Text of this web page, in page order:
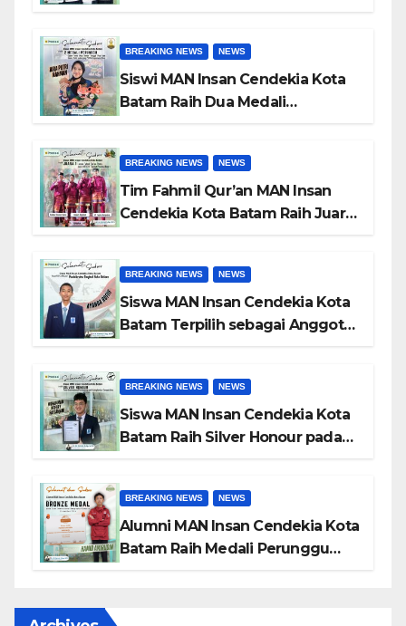
Luar Negeri
BREAKING NEWS NEWS
Siswi MAN Insan Cendekia Kota
Batam Raih Dua Medali
Meja
BREAKING NEWS NEWS
Tim Fahmil Qur’an MAN Insan
Cendekia Kota Batam Raih Juara
BREAKING NEWS NEWS
Siswa MAN Insan Cendekia Kota
Batam Terpilih sebagai Anggota
BREAKING NEWS NEWS
Siswa MAN Insan Cendekia Kota
Batam Raih Silver Honour pada
BREAKING NEWS NEWS
Alumni MAN Insan Cendekia Kota
Batam Raih Medali Perunggu